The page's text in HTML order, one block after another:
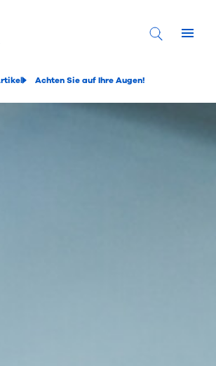
Achten Sie auf Ihre Augen!